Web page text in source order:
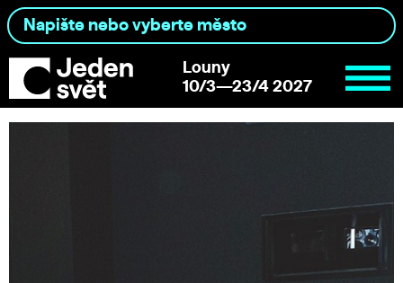
Louny
10/3—23/4 2027